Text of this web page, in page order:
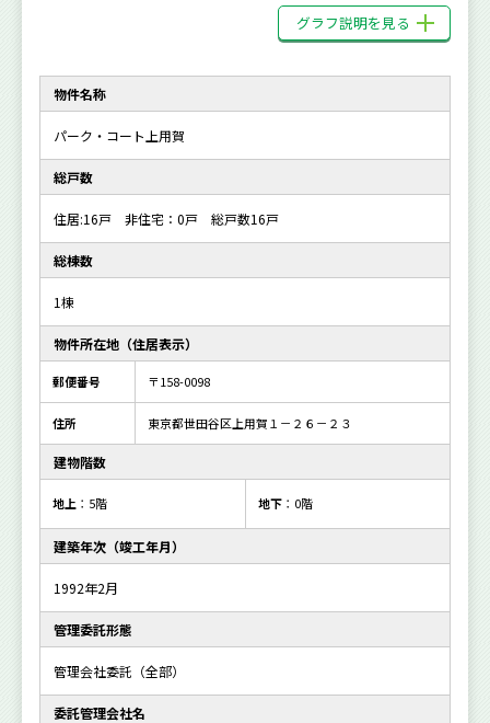
グラフ説明を見る
物件名称
パーク・コート上用賀
総戸数
住居:16戸 非住宅：0戸 総戸数16戸
総棟数
1棟
物件所在地（住居表示）
郵便番号 〒158-0098
住所 東京都世田谷区上用賀１－２６－２３
建物階数
地上 ：5階 地下：0階
建築年次（竣工年月）
1992年2月
管理委託形態
管理会社委託（全部）
委託管理会社名